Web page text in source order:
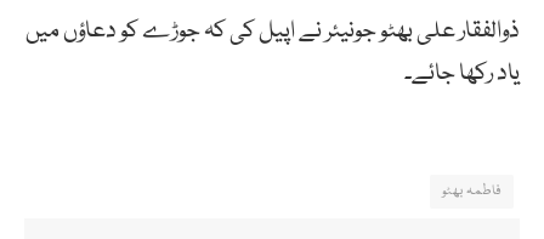
ذوالفقار علی بھٹو جونیئر نے اپیل کی کہ جوڑے کو دعاؤں میں
یاد رکھا جائے۔
فاطمہ بھٹو